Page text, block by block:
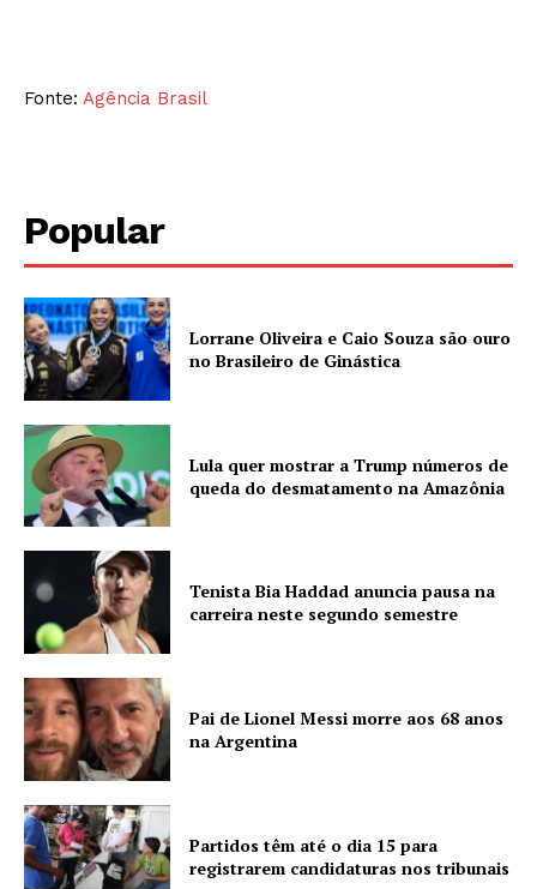
Fonte: Agência Brasil
Popular
Lorrane Oliveira e Caio Souza são ouro
no Brasileiro de Ginástica
Lula quer mostrar a Trump números de
queda do desmatamento na Amazônia
Tenista Bia Haddad anuncia pausa na
carreira neste segundo semestre
Pai de Lionel Messi morre aos 68 anos
na Argentina
Partidos têm até o dia 15 para
registrarem candidaturas nos tribunais